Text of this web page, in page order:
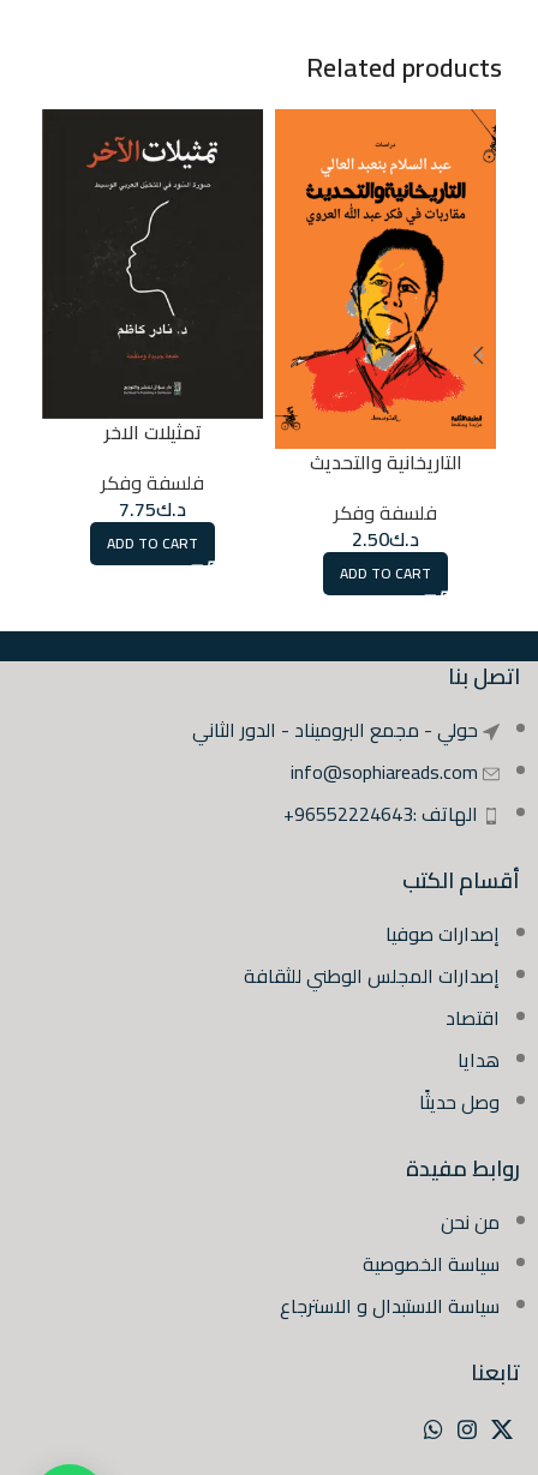
Related products
التاريخانية والتحديث
فلسفة وفكر
د.ك2.50
ADD TO CART
تمثيلات الاخر
فلسفة وفكر
د.ك7.75
ADD TO CART
اتصل بنا
حولي - مجمع البروميناد - الدور الثاني
info@sophiareads.com
الهاتف :96552224643+
أقسام الكتب
إصدارات صوفيا
إصدارات المجلس الوطني للثقافة
اقتصاد
هدايا
وصل حديثًا
روابط مفيدة
من نحن
سياسة الخصوصية
سياسة الاستبدال و الاسترجاع
تابعنا